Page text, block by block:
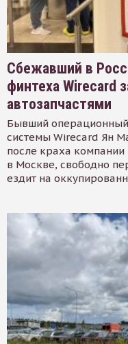
Сбежавший в
финтеха Wirecard
автозапчастями
Бывший
системы Wirecard Ян
после краха компании
в Москве, свободно
ездит на